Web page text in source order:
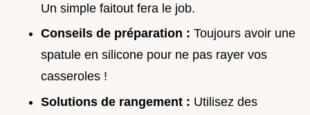
Un simple faitout fera le job.
Conseils de préparation : Toujours avoir une
spatule en silicone pour ne pas rayer vos
casseroles !
Solutions de rangement : Utilisez des